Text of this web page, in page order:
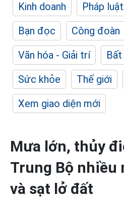
Kinh doanh
Pháp luật
Bạn đọc
Công đoàn
Văn hóa - Giải trí
Sức khỏe
Thế giới
Xem giao diện mới
Mưa lớn, thủy
Trung Bộ nhiều
và sạt lở đất